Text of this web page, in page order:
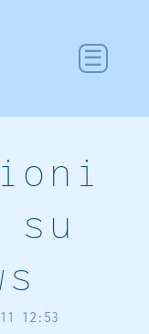
12:53